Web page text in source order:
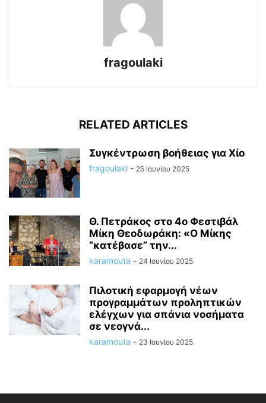
fragoulaki
RELATED ARTICLES
Συγκέντρωση βοήθειας για Χίο
fragoulaki - 25 Ιουνίου 2025
Θ. Πετράκος στο 4ο Φεστιβάλ
Μίκη Θεοδωράκη: «Ο Μίκης
“κατέβασε” την...
karamouta - 24 Ιουνίου 2025
Πιλοτική εφαρμογή νέων
προγραμμάτων προληπτικών
ελέγχων για σπάνια νοσήματα
σε νεογνά...
karamouta - 23 Ιουνίου 2025